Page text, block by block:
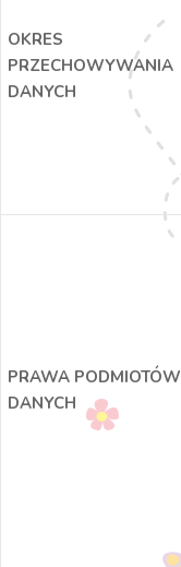
OKRES
PRZECHOWYWANIA
DANYCH
PRAWA PODMIOTÓW
DANYCH